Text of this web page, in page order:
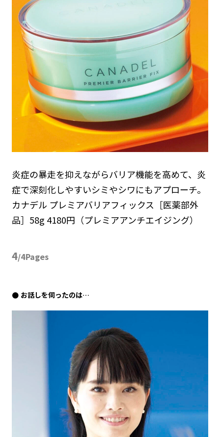
炎症の暴走を抑えながらバリア機能を高めて、炎
症で深刻化しやすいシミやシワにもアプローチ。
カナデル プレミアバリアフィックス［医薬部外
品］58g 4180円（プレミアアンチエイジング）
4/4Pages
お話しを伺ったのは…